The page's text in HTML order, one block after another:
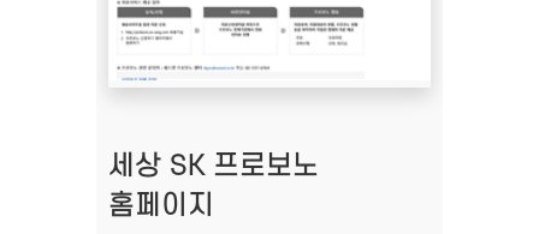
세상 SK 프로보노
홈페이지